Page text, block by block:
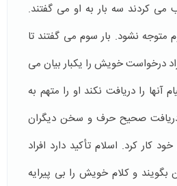
کردند سه بار به او می گفتند.
نشود. بار سوم می گفتند تا
درخواست خویش را یکبار بیان می
آنها را دریافت نکند او را متهم به
صحیح حرف و سخن دیگران
کار کرد. اسلام تأکید دارد افراد
و کلام خویش را بی پیرایه